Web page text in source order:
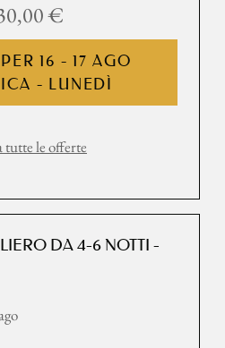
€
PER16 - 17 AGO
- LUNEDÌ
tutte le offerte
DA 4-6 NOTTI -